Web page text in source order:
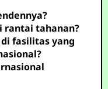
rantai tahanan?
fasilitas yang